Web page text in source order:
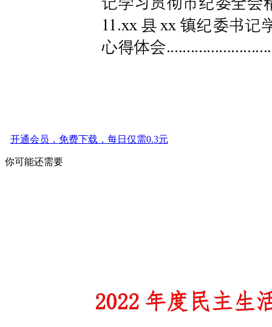
开通会员，免费下载，每日仅需0.3元
你可能还需要